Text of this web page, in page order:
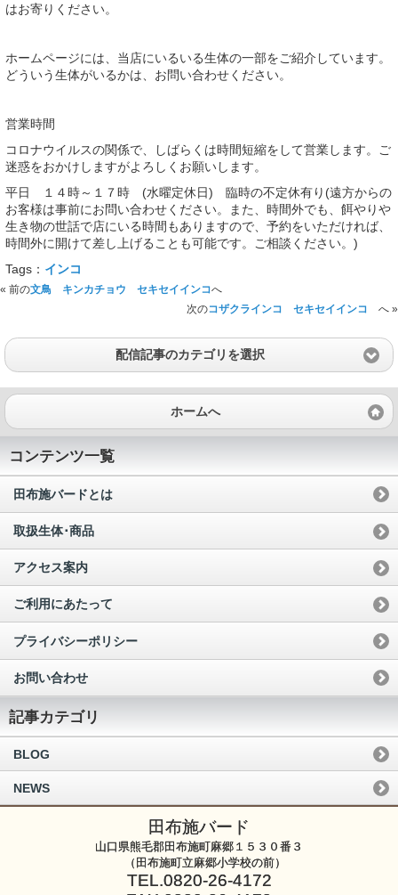
はお寄りください。
ホームページには、当店にいるいる生体の一部をご紹介しています。
どういう生体がいるかは、お問い合わせください。
営業時間
コロナウイルスの関係で、しばらくは時間短縮をして営業します。ご
迷惑をおかけしますがよろしくお願いします。
平日 １４時～１７時 (水曜定休日) 臨時の不定休有り(遠方からの
お客様は事前にお問い合わせください。また、時間外でも、餌やりや
生き物の世話で店にいる時間もありますので、予約をいただければ、
時間外に開けて差し上げることも可能です。ご相談ください。)
Tags： インコ
« 前の文鳥 キンカチョウ セキセイインコへ
次のコザクラインコ セキセイインコ へ »
配信記事のカテゴリを選択
ホームへ
コンテンツ一覧
田布施バードとは
取扱生体･商品
アクセス案内
ご利用にあたって
プライバシーポリシー
お問い合わせ
記事カテゴリ
BLOG
NEWS
田布施バード
山口県熊毛郡田布施町麻郷１５３０番３
（田布施町立麻郷小学校の前）
TEL.0820-26-4172